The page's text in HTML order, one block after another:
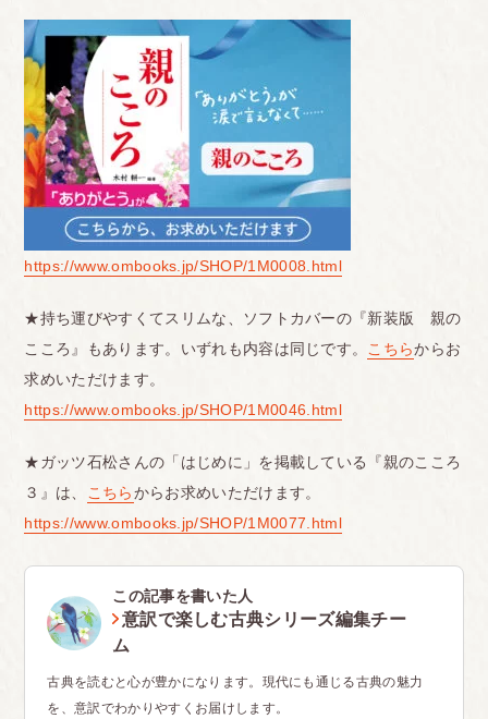
https://www.ombooks.jp/SHOP/1M0008.html
★持ち運びやすくてスリムな、ソフトカバーの『新装版 親の
こころ』もあります。いずれも内容は同じです。 こちらからお
求めいただけます。
https://www.ombooks.jp/SHOP/1M0046.html
★ガッツ石松さんの「はじめに」を掲載している『親のこころ
３』は、
こちらからお求めいただけます。
https://www.ombooks.jp/SHOP/1M0077.html
この記事を書いた人
意訳で楽しむ古典シリーズ編集チー
ム
古典を読むと心が豊かになります。現代にも通じる古典の魅力
を、意訳でわかりやすくお届けします。